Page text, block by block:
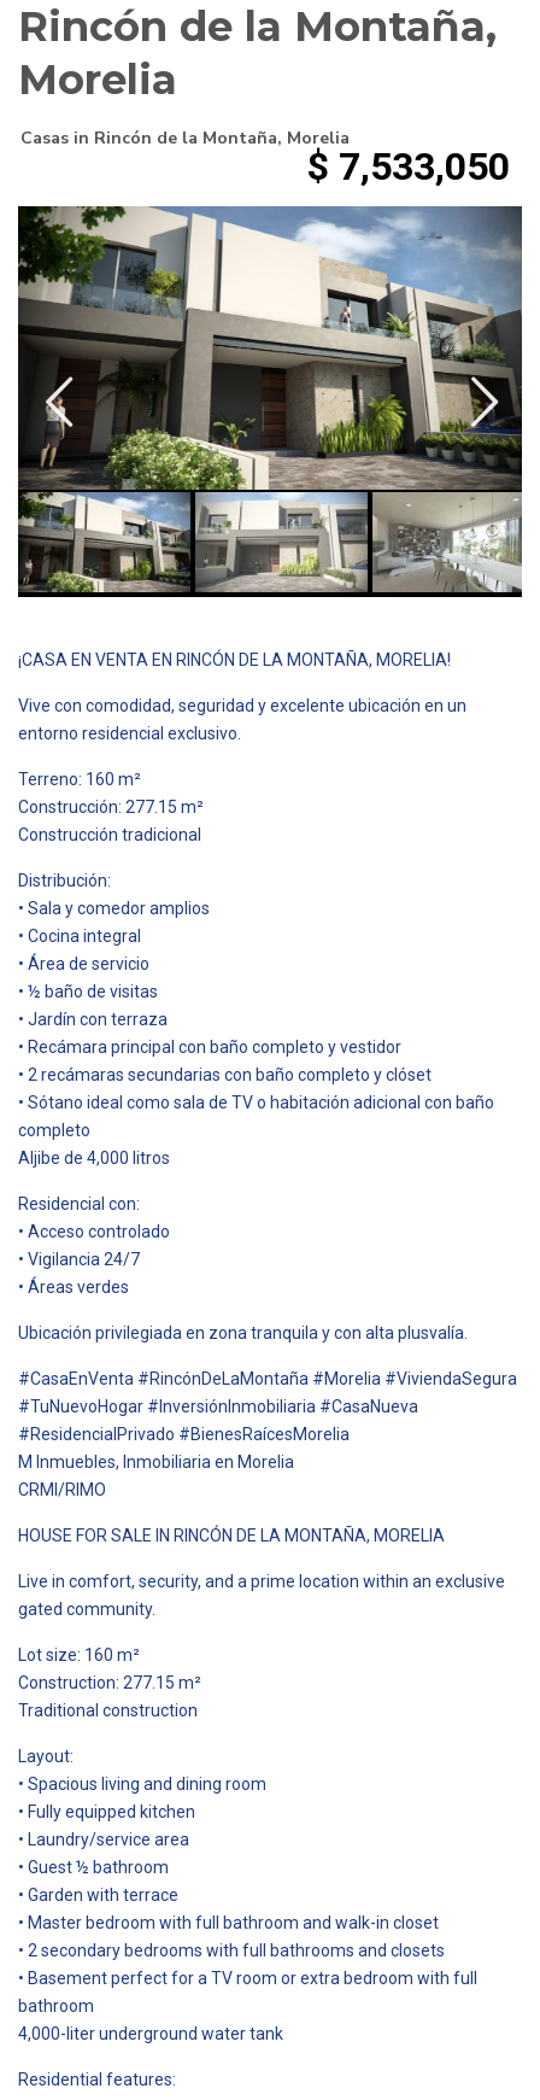
Rincón de la Montaña,
Morelia
Casas in Rincón de la Montaña, Morelia
$ 7,533,050
¡CASA EN VENTA EN RINCÓN DE LA MONTAÑA, MORELIA!
Vive con comodidad, seguridad y excelente ubicación en un
entorno residencial exclusivo.
Terreno: 160 m²
Construcción: 277.15 m²
Construcción tradicional
Distribución:
• Sala y comedor amplios
• Cocina integral
• Área de servicio
• ½ baño de visitas
• Jardín con terraza
• Recámara principal con baño completo y vestidor
• 2 recámaras secundarias con baño completo y clóset
• Sótano ideal como sala de TV o habitación adicional con baño
completo
Aljibe de 4,000 litros
Residencial con:
• Acceso controlado
• Vigilancia 24/7
• Áreas verdes
Ubicación privilegiada en zona tranquila y con alta plusvalía.
#CasaEnVenta #RincónDeLaMontaña #Morelia #ViviendaSegura
#TuNuevoHogar #InversiónInmobiliaria #CasaNueva
#ResidencialPrivado #BienesRaícesMorelia
M Inmuebles, Inmobiliaria en Morelia
CRMI/RIMO
HOUSE FOR SALE IN RINCÓN DE LA MONTAÑA, MORELIA
Live in comfort, security, and a prime location within an exclusive
gated community.
Lot size: 160 m²
Construction: 277.15 m²
Traditional construction
Layout:
• Spacious living and dining room
• Fully equipped kitchen
• Laundry/service area
• Guest ½ bathroom
• Garden with terrace
• Master bedroom with full bathroom and walk-in closet
• 2 secondary bedrooms with full bathrooms and closets
• Basement perfect for a TV room or extra bedroom with full
bathroom
4,000-liter underground water tank
Residential features: